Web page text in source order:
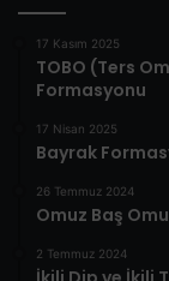
17 Kasım 2025
TOBO (Ters
Formasyonu
17 Nisan 2025
Bayrak
26 Temmuz 2024
Omuz Baş
2 Temmuz 2024